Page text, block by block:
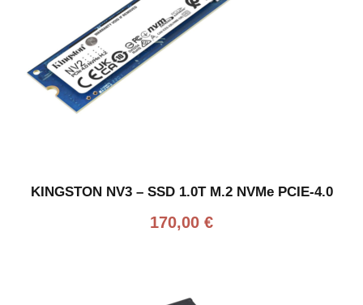
KINGSTON NV3 – SSD 1.0T M.2 NVMe PCIE-4.0
170,00 €